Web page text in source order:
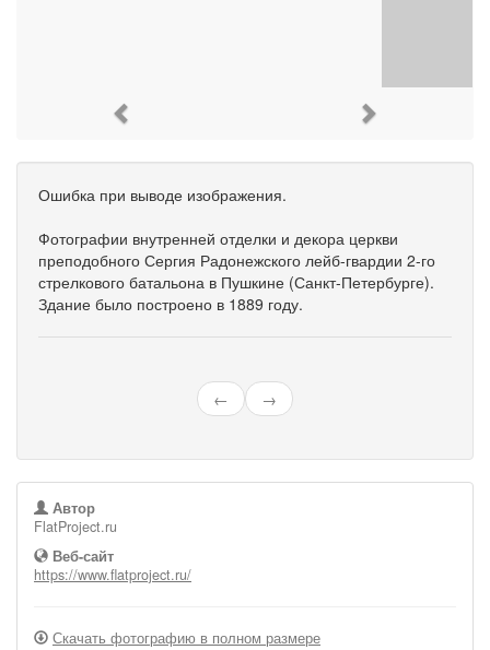
Ошибка при выводе изображения.
Фотографии внутренней отделки и декора церкви
преподобного Сергия Радонежского лейб-гвардии 2-го
стрелкового батальона в Пушкине (Санкт-Петербурге).
Здание было построено в 1889 году.
← →
Автор
FlatProject.ru
Веб-сайт
https://www.flatproject.ru/
Скачать фотографию в полном размере